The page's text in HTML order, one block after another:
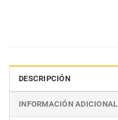
DESCRIPCIÓN
INFORMACIÓN ADICIONAL